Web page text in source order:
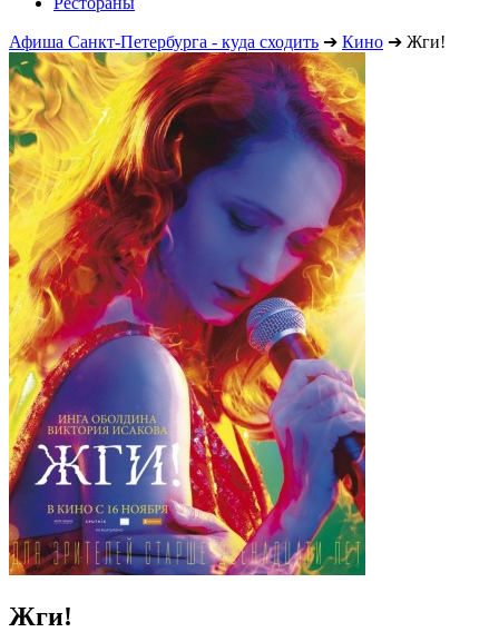
Афиша Санкт-Петербурга - куда сходить ➔ Кино ➔ Жги!
Жги!